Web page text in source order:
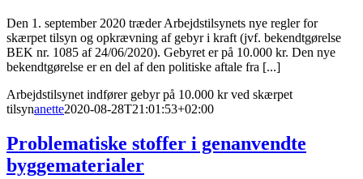
Den 1. september 2020 træder Arbejdstilsynets nye regler for
skærpet tilsyn og opkrævning af gebyr i kraft (jvf. bekendtgørelse
BEK nr. 1085 af 24/06/2020). Gebyret er på 10.000 kr. Den nye
bekendtgørelse er en del af den politiske aftale fra [...]
Arbejdstilsynet indfører gebyr på 10.000 kr ved skærpet
tilsynanette2020-08-28T21:01:53+02:00
Problematiske stoffer i genanvendte
byggematerialer